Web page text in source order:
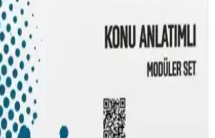
2022 KPSS Eğitim Bilimleri
kitabı, güncel içerik ve detaylı
etkili bir araç sunar.
KPSS Coğrafya Soru Bankası
Çalışma Kaynağı
coğrafya soru bankası, güncel bilgiler ve
hazırlıkta etkili ve güvenilir bir kaynaktır.